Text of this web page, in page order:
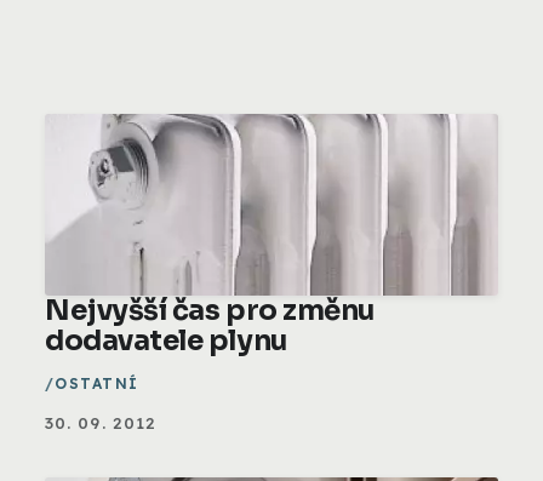
Nejvyšší čas pro změnu
dodavatele plynu
OSTATNÍ
30. 09. 2012